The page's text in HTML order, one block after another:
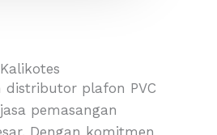
distributor plafon PVC
pemasangan